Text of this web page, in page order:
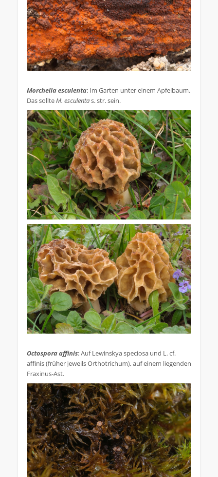
Morchella esculenta: Im Garten unter einem Apfelbaum.
Das sollteM. esculentas. str. sein.
Octospora affinis: Auf Lewinskya speciosa und L. cf.
affinis (früher jeweils Orthotrichum), auf einem liegenden
Fraxinus-Ast.